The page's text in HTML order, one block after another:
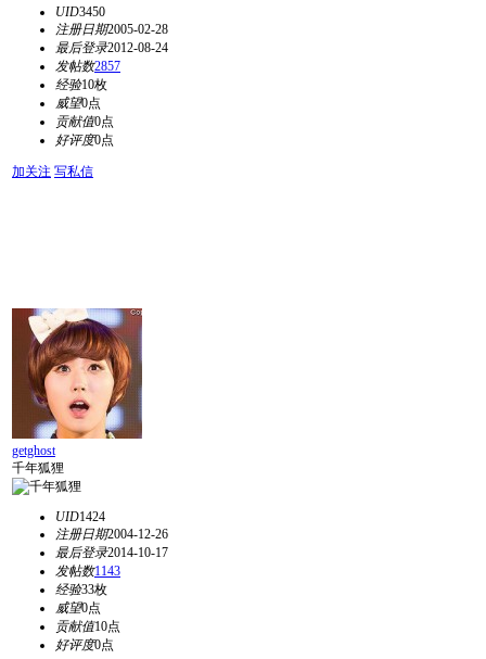
UID3450
注册日期2005-02-28
最后登录2012-08-24
发帖数2857
经验10枚
威望0点
贡献值0点
好评度0点
加关注 写私信
getghost
千年狐狸
UID1424
注册日期2004-12-26
最后登录2014-10-17
发帖数1143
经验33枚
威望0点
贡献值10点
好评度0点